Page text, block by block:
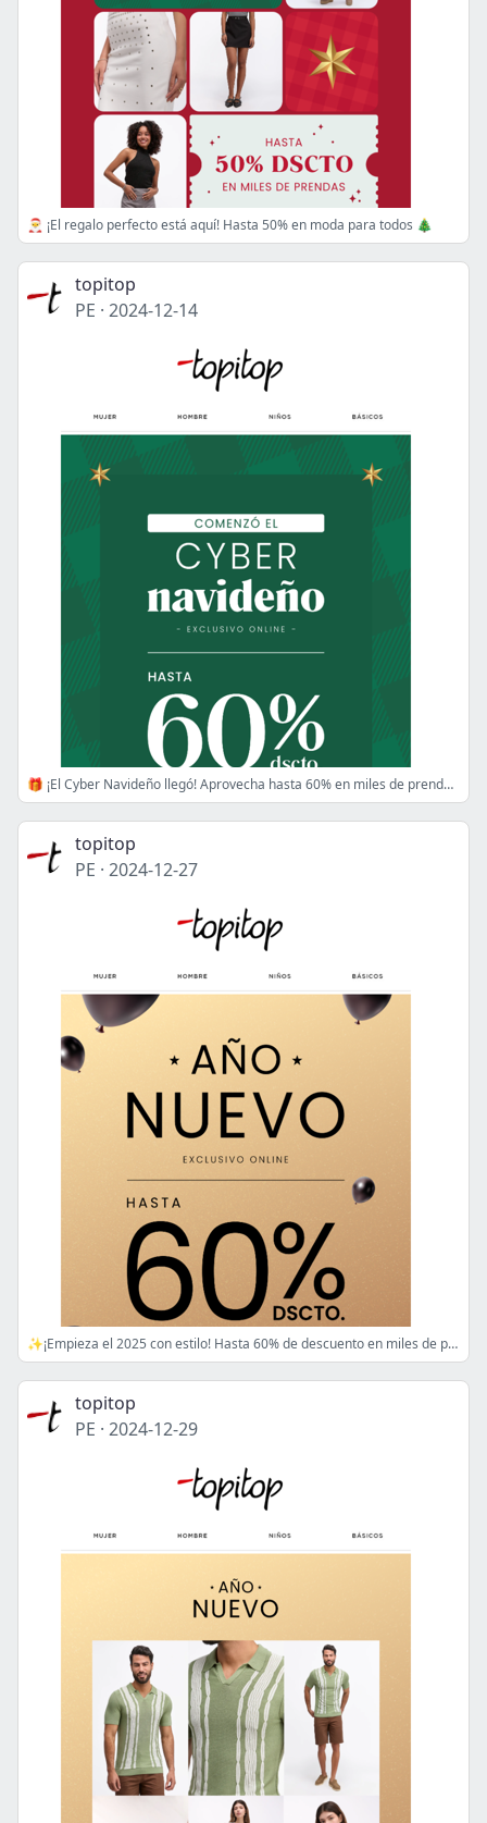
🎅 ¡El regalo perfecto está aquí! Hasta 50% en moda para todos 🎄
topitop
PE · 2024-12-14
🎁 ¡El Cyber Navideño llegó! Aprovecha hasta 60% en miles de prendas 🌟
topitop
PE · 2024-12-27
✨¡Empieza el 2025 con estilo! Hasta 60% de descuento en miles de prendas🎉
topitop
PE · 2024-12-29